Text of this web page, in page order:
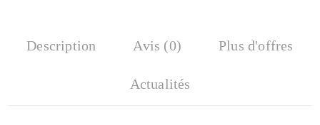
Description Avis (0) Plus d'offres
Actualités